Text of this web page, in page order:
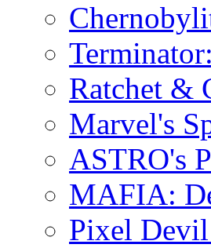
Ratchet &
Marvel's
ASTRO's
MAFIA:
Pixel